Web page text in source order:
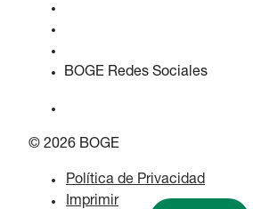
BOGE Redes Sociales
© 2026 BOGE
Política de Privacidad
Imprimir